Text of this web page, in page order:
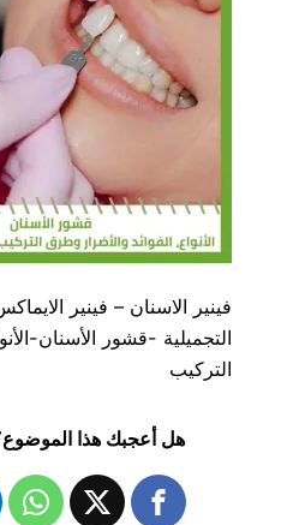
فينير الاسنان – فينير الايماكس
التجميلية -قشور الأسنان-
التركيب
هل أعجبك هذا الموضوع؟